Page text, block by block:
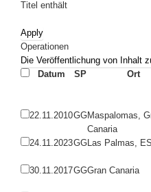
Titel enthält
Operationen
Datum SP Ort
22.11.2010GGMaspalomas,
Canaria
24.11.2023GGLas Palmas,
30.11.2017GGGran Canaria